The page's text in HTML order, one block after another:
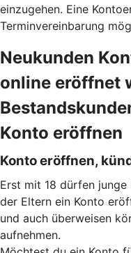
einzugehen. Eine
Terminvereinbarung
Neukunden
online eröffnet
Konto eröffnen
Konto eröffnen,
Erst mit 18 dürfen junge
der Eltern ein Konto
und auch überweisen
aufnehmen.